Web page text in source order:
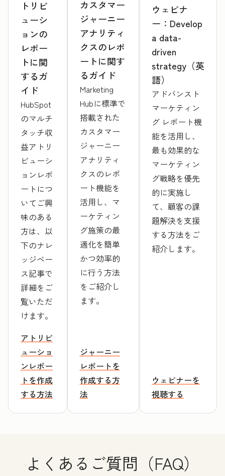
トリビ
ューシ
ョンの
レポー
トに関
するガ
イド
HubSpot
のマルチ
タッチ収
益アトリ
ビューシ
ョンレポ
ートにつ
いてご興
味のある
方は、以
下のナレ
ッジベー
ス記事で
詳細をご
覧いただ
けます。
アトリビ
ューショ
ンレポー
トを作成
する方法
カスタマー
ジャーニー
アナリティ
クスのレポ
ートに関す
るガイド
Marketing
Hubに標準で
搭載された
カスタマー
ジャーニー
アナリティ
クスのレポ
ート機能を
活用し、マ
ーケティン
グ施策の最
適化を簡単
かつ効率的
に行う方法
をご紹介し
ます。
ジャーニー
レポートを
作成する方
法
ウェビナ
ー：Develop
a data-
driven
strategy（英
語）
アドバンスト
マーケティン
グ レポート機
能を活用し、
最も効果的な
マーケティン
グ戦略を優先
的に実施し
て、顧客の課
題解決を支援
する方法をご
紹介します。
ウェビナーを
視聴する
よくあるご質問（FAQ）